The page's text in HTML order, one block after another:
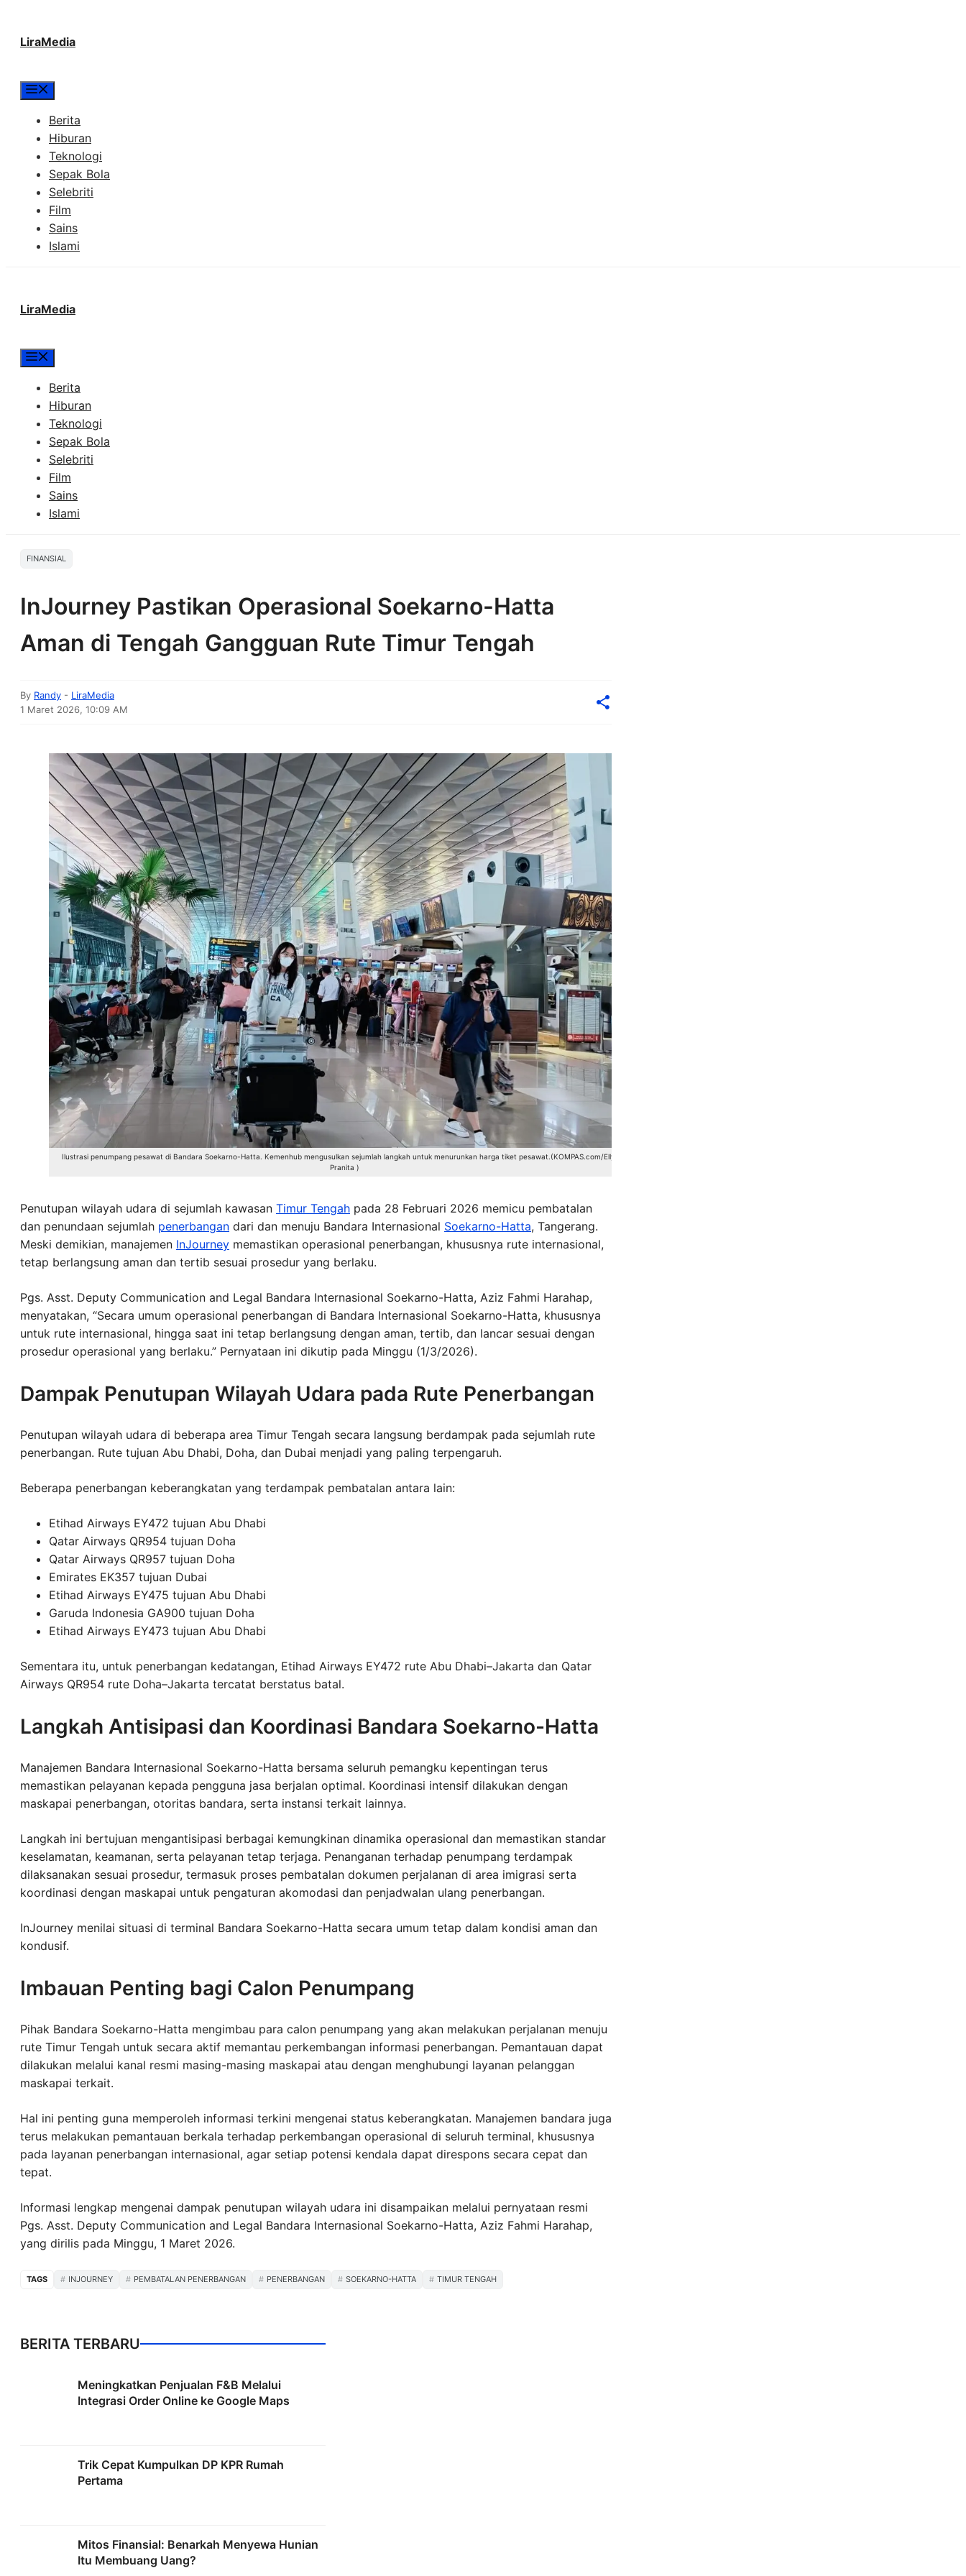
LiraMedia
Berita
Hiburan
Teknologi
Sepak Bola
Selebriti
Film
Sains
Islami
LiraMedia
Berita
Hiburan
Teknologi
Sepak Bola
Selebriti
Film
Sains
Islami
FINANSIAL
InJourney Pastikan Operasional Soekarno-Hatta
Aman di Tengah Gangguan Rute Timur Tengah
By Randy - LiraMedia
1 Maret 2026, 10:09 AM
Ilustrasi penumpang pesawat di Bandara Soekarno-Hatta. Kemenhub mengusulkan sejumlah langkah untuk menurunkan harga tiket pesawat.(KOMPAS.com/Ellyvon
Pranita )
Penutupan wilayah udara di sejumlah kawasan Timur Tengah pada 28 Februari 2026 memicu pembatalan
dan penundaan sejumlah penerbangan dari dan menuju Bandara Internasional Soekarno-Hatta, Tangerang.
Meski demikian, manajemen InJourney memastikan operasional penerbangan, khususnya rute internasional,
tetap berlangsung aman dan tertib sesuai prosedur yang berlaku.
Pgs. Asst. Deputy Communication and Legal Bandara Internasional Soekarno-Hatta, Aziz Fahmi Harahap,
menyatakan, “Secara umum operasional penerbangan di Bandara Internasional Soekarno-Hatta, khususnya
untuk rute internasional, hingga saat ini tetap berlangsung dengan aman, tertib, dan lancar sesuai dengan
prosedur operasional yang berlaku.” Pernyataan ini dikutip pada Minggu (1/3/2026).
Dampak Penutupan Wilayah Udara pada Rute Penerbangan
Penutupan wilayah udara di beberapa area Timur Tengah secara langsung berdampak pada sejumlah rute
penerbangan. Rute tujuan Abu Dhabi, Doha, dan Dubai menjadi yang paling terpengaruh.
Beberapa penerbangan keberangkatan yang terdampak pembatalan antara lain:
Etihad Airways EY472 tujuan Abu Dhabi
Qatar Airways QR954 tujuan Doha
Qatar Airways QR957 tujuan Doha
Emirates EK357 tujuan Dubai
Etihad Airways EY475 tujuan Abu Dhabi
Garuda Indonesia GA900 tujuan Doha
Etihad Airways EY473 tujuan Abu Dhabi
Sementara itu, untuk penerbangan kedatangan, Etihad Airways EY472 rute Abu Dhabi–Jakarta dan Qatar
Airways QR954 rute Doha–Jakarta tercatat berstatus batal.
Langkah Antisipasi dan Koordinasi Bandara Soekarno-Hatta
Manajemen Bandara Internasional Soekarno-Hatta bersama seluruh pemangku kepentingan terus
memastikan pelayanan kepada pengguna jasa berjalan optimal. Koordinasi intensif dilakukan dengan
maskapai penerbangan, otoritas bandara, serta instansi terkait lainnya.
Langkah ini bertujuan mengantisipasi berbagai kemungkinan dinamika operasional dan memastikan standar
keselamatan, keamanan, serta pelayanan tetap terjaga. Penanganan terhadap penumpang terdampak
dilaksanakan sesuai prosedur, termasuk proses pembatalan dokumen perjalanan di area imigrasi serta
koordinasi dengan maskapai untuk pengaturan akomodasi dan penjadwalan ulang penerbangan.
InJourney menilai situasi di terminal Bandara Soekarno-Hatta secara umum tetap dalam kondisi aman dan
kondusif.
Imbauan Penting bagi Calon Penumpang
Pihak Bandara Soekarno-Hatta mengimbau para calon penumpang yang akan melakukan perjalanan menuju
rute Timur Tengah untuk secara aktif memantau perkembangan informasi penerbangan. Pemantauan dapat
dilakukan melalui kanal resmi masing-masing maskapai atau dengan menghubungi layanan pelanggan
maskapai terkait.
Hal ini penting guna memperoleh informasi terkini mengenai status keberangkatan. Manajemen bandara juga
terus melakukan pemantauan berkala terhadap perkembangan operasional di seluruh terminal, khususnya
pada layanan penerbangan internasional, agar setiap potensi kendala dapat direspons secara cepat dan
tepat.
Informasi lengkap mengenai dampak penutupan wilayah udara ini disampaikan melalui pernyataan resmi
Pgs. Asst. Deputy Communication and Legal Bandara Internasional Soekarno-Hatta, Aziz Fahmi Harahap,
yang dirilis pada Minggu, 1 Maret 2026.
TAGS INJOURNEY PEMBATALAN PENERBANGAN PENERBANGAN SOEKARNO-HATTA TIMUR TENGAH
BERITA TERBARU
Meningkatkan Penjualan F&B Melalui
Integrasi Order Online ke Google Maps
Trik Cepat Kumpulkan DP KPR Rumah
Pertama
Mitos Finansial: Benarkah Menyewa Hunian
Itu Membuang Uang?